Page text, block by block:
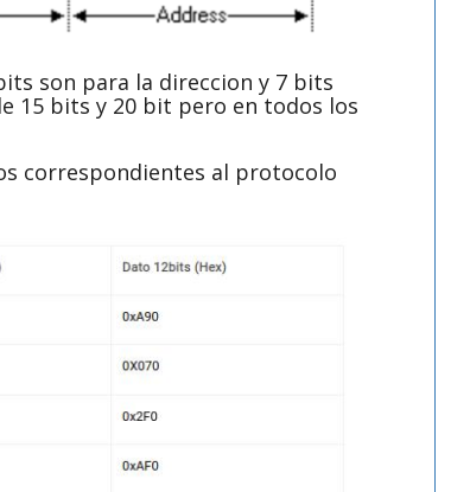
son para la direccion y 7 bits
15 bits y 20 bit pero en todos los
correspondientes al protocolo